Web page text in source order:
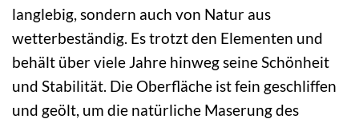
langlebig, sondern auch von Natur aus
wetterbeständig. Es trotzt den Elementen und
behält über viele Jahre hinweg seine Schönheit
und Stabilität. Die Oberfläche ist fein geschliffen
und geölt, um die natürliche Maserung des